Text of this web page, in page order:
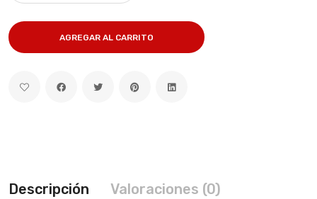
AGREGAR AL CARRITO
Descripción Valoraciones (0)